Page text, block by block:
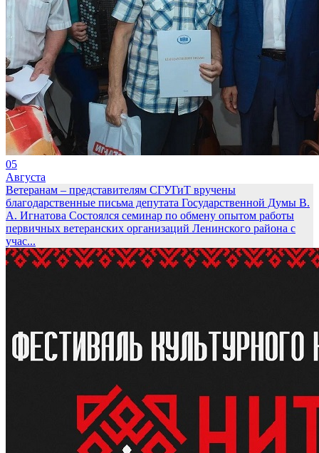
05
Августа
Ветеранам – представителям СГУГиТ вручены
благодарственные письма депутата Государственной Думы В.
А. Игнатова Состоялся семинар по обмену опытом работы
первичных ветеранских организаций Ленинского района с
учас...